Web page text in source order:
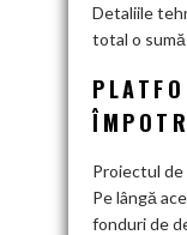
Detaliile
total o
Proiectul de
Pe lângă
fonduri de